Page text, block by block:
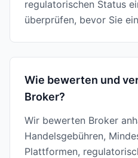
regulatorischen Status
überprüfen, bevor Sie
Wie bewerten und
Broker?
Wir bewerten Broker
Handelsgebühren,
Plattformen,